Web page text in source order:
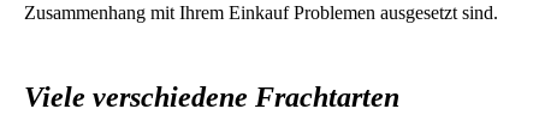
Zusammenhang mit Ihrem Einkauf Problemen ausgesetzt sind.
Viele verschiedene Frachtarten